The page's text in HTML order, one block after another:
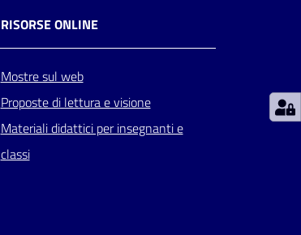
RISORSE ONLINE
Mostre sul web
Proposte di lettura e visione
Materiali didattici per insegnanti e
classi